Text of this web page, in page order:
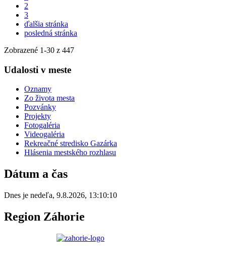
2
3
ďalšia stránka
posledná stránka
Zobrazené 1-30 z 447
Udalosti v meste
Oznamy
Zo života mesta
Pozvánky
Projekty
Fotogaléria
Videogaléria
Rekreačné stredisko Gazárka
Hlásenia mestského rozhlasu
Dátum a čas
Dnes je nedeľa, 9.8.2026, 13:10:10
Region Záhorie